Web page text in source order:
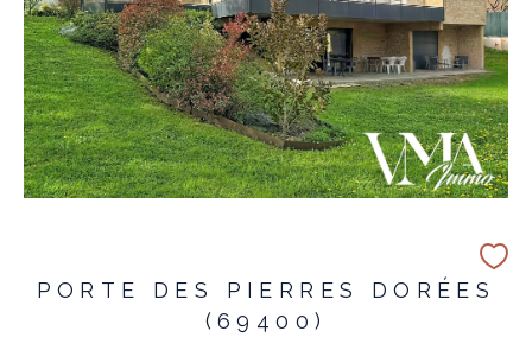
PORTE DES PIERRES DORÉES
(69400)